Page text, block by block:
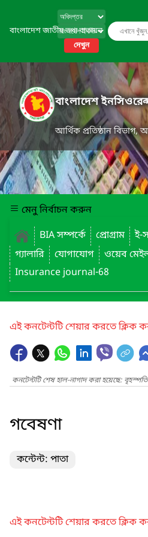
বাংলাদেশ জাতীয় তথ্য বাতায়ন
দেখুন
বাংলাদেশ
আর্থিক প্রতিষ্ঠান বিভাগ,
মেনু নির্বাচন করুন
BIA সম্পর্কে
প্রোগ্রাম ই-
গ্যালারি
যোগাযোগ
ওয়েব
Insurance journal-68
এই কনটেন্টটি শেয়ার করতে ক্লিক
কনটেন্টটি শেষ হাল-নাগাদ করা হয়েছে:
গবেষণা
কন্টেন্ট: পাতা
এই কনটেন্টটি শেয়ার করতে ক্লিক